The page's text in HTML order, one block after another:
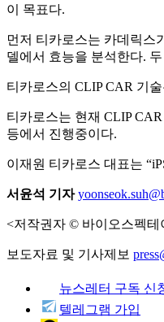
이 목표다.
먼저 티카로스는 카데릭스
델에서 효능을 분석한다.
티카로스의 CLIP CAR 기
티카로스는 현재 CLIP
등에서 진행중이다.
이재원 티카로스 대표는
서윤석 기자
<저작권자 © 바이오스펙
보도자료 및 기사제보
뉴스레터 구독 신
텔레그램 가입